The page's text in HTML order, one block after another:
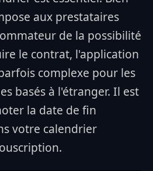
aux prestataires
de la possibilité
le contrat, l'application
complexe pour les
basés à l'étranger. Il est
la date de fin
votre calendrier